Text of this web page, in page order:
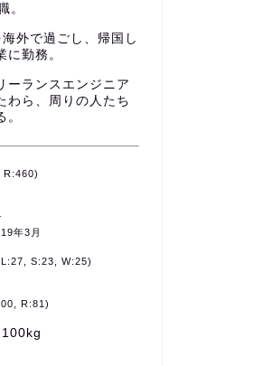
。
外で過ごし、帰国し
に勤務。
ーランスエンジニア
わら、周りの人たち
R:460)
年3月
S:23, W:25)
R:81)